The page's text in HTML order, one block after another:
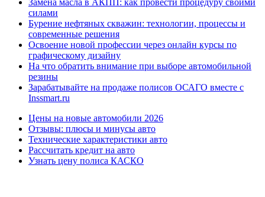
Замена масла в АКПП: как провести процедуру своими
силами
Бурение нефтяных скважин: технологии, процессы и
современные решения
Освоение новой профессии через онлайн курсы по
графическому дизайну
На что обратить внимание при выборе автомобильной
резины
Зарабатывайте на продаже полисов ОСАГО вместе с
Inssmart.ru
Цены на новые автомобили 2026
Отзывы: плюсы и минусы авто
Технические характеристики авто
Рассчитать кредит на авто
Узнать цену полиса КАСКО